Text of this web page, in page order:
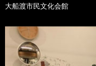
大船渡市民文化会館